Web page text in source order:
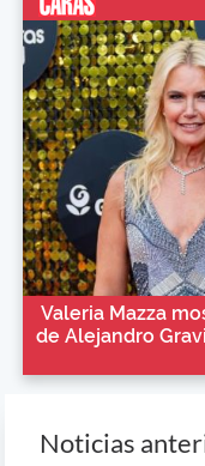
Valeria Mazza
de Alejandro
Noticias